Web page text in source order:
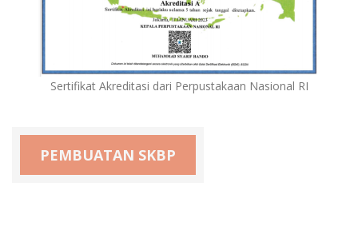
Sertifikat Akreditasi dari Perpustakaan Nasional RI
PEMBUATAN SKBP